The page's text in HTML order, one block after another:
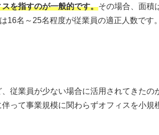
を指すのが一般的です。その場合、面積
16名～25名程度が従業員の適正人数です
従業員が少ない場合に活用されてきたの
って事業規模に関わらずオフィスを小規